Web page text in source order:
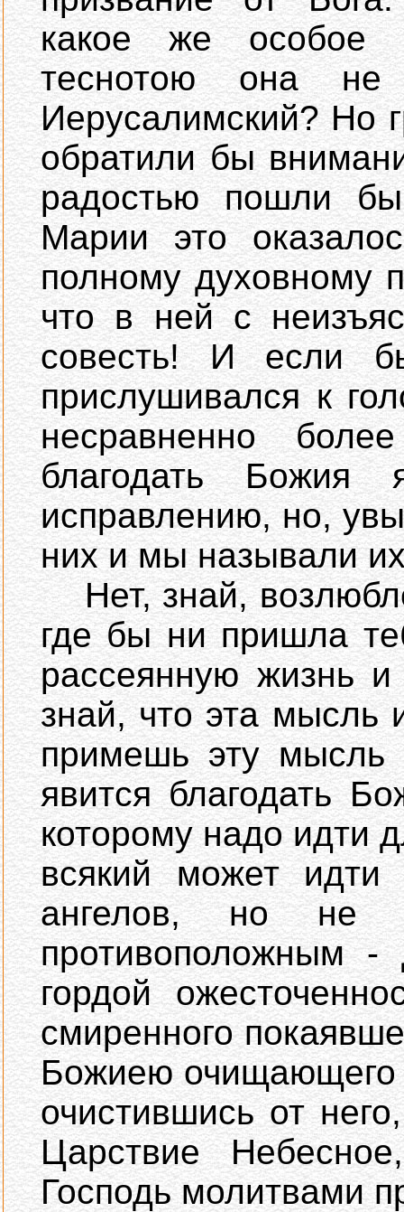
какое же особое
теснотою она
Иерусалимский? Но
обратили бы
радостью пошли
Марии это
полному духовному
что в ней с
совесть! И если
прислушивался к
несравненно
благодать
исправлению, но,
них и мы называли
Нет, знай,
где бы ни пришла
рассеянную жизнь
знай, что эта мысль
примешь эту мысль
явится благодать
которому надо идти
всякий может
ангелов, но не
противоположным
гордой
смиренного
Божиею очищающего
очистившись от
Царствие
Господь молитвами